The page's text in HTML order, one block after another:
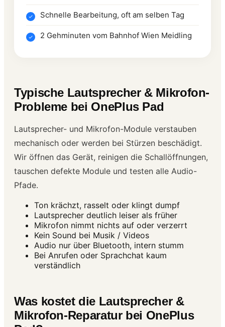
Schnelle Bearbeitung, oft am selben Tag
2 Gehminuten vom Bahnhof Wien Meidling
Typische Lautsprecher & Mikrofon-
Probleme bei OnePlus Pad
Lautsprecher- und Mikrofon-Module verstauben
mechanisch oder werden bei Stürzen beschädigt.
Wir öffnen das Gerät, reinigen die Schallöffnungen,
tauschen defekte Module und testen alle Audio-
Pfade.
Ton krächzt, rasselt oder klingt dumpf
Lautsprecher deutlich leiser als früher
Mikrofon nimmt nichts auf oder verzerrt
Kein Sound bei Musik / Videos
Audio nur über Bluetooth, intern stumm
Bei Anrufen oder Sprachchat kaum
verständlich
Was kostet die Lautsprecher &
Mikrofon-Reparatur bei OnePlus